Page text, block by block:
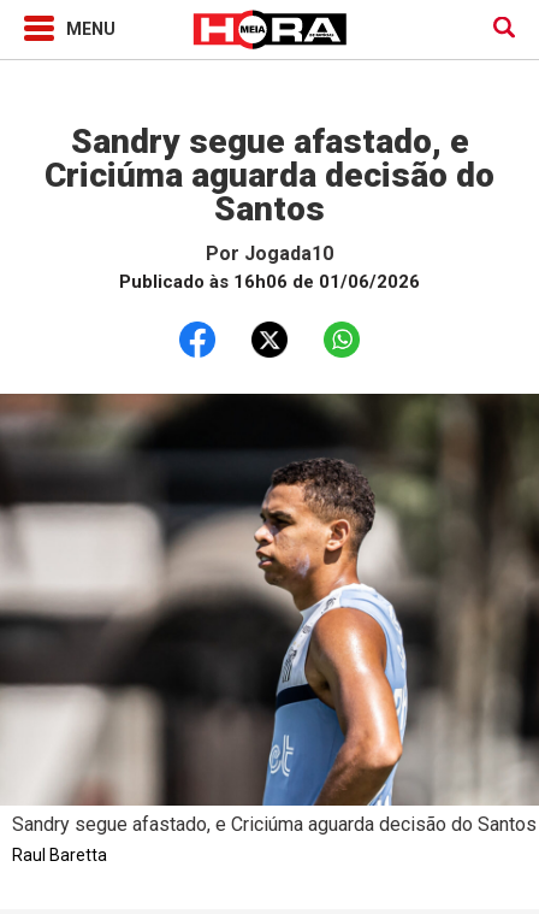
Sandry segue afastado, e
Criciúma aguarda decisão do
Santos
Por Jogada10
Publicado às 16h06 de 01/06/2026
Sandry segue afastado, e Criciúma aguarda decisão do Santos
Raul Baretta